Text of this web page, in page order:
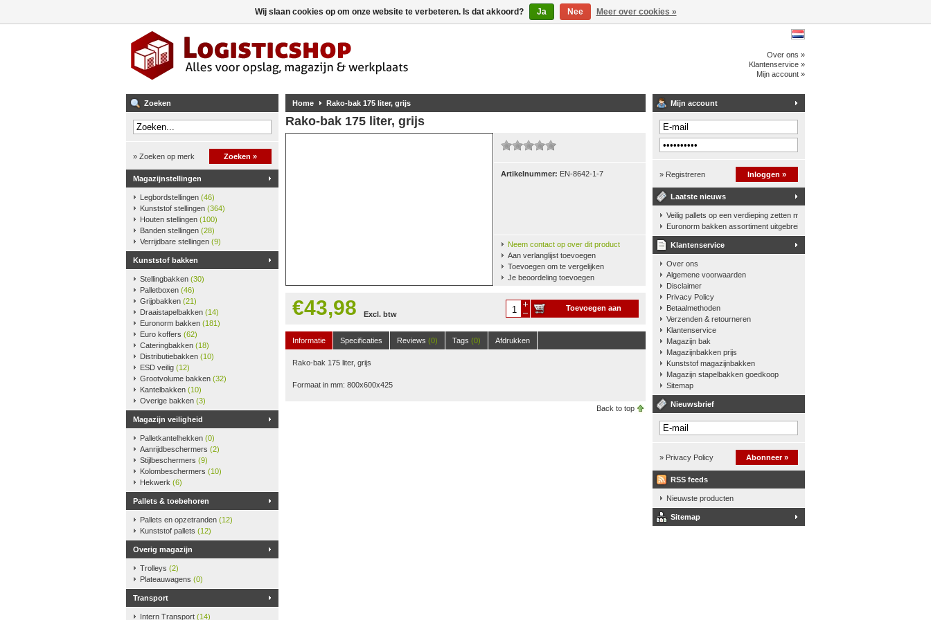
Over ons »
Klantenservice »
Mijn account »
Zoeken
» Zoeken op merk Zoeken »
Magazijnstellingen
Legbordstellingen (46)
Kunststof stellingen (364)
Houten stellingen (100)
Banden stellingen (28)
Verrijdbare stellingen (9)
Kunststof bakken
Stellingbakken (30)
Palletboxen (46)
Grijpbakken (21)
Draaistapelbakken (14)
Euronorm bakken (181)
Euro koffers (62)
Cateringbakken (18)
Distributiebakken (10)
ESD veilig (12)
Grootvolume bakken (32)
Kantelbakken (10)
Overige bakken (3)
Magazijn veiligheid
Palletkantelhekken (0)
Aanrijdbeschermers (2)
Stijlbeschermers (9)
Kolombeschermers (10)
Hekwerk (6)
Pallets & toebehoren
Pallets en opzetranden (12)
Kunststof pallets (12)
Overig magazijn
Trolleys (2)
Plateauwagens (0)
Transport
Intern Transport (14)
Home Rako-bak 175 liter, grijs
Rako-bak 175 liter, grijs
Artikelnummer: EN-8642-1-7
Neem contact op over dit product
Aan verlanglijst toevoegen
Toevoegen om te vergelijken
Je beoordeling toevoegen
€43,98 Excl. btw
Toevoegen aan
Informatie
Specificaties Reviews (0) Tags (0) Afdrukken
Rako-bak 175 liter, grijs
Formaat in mm: 800x600x425
Back to top
Mijn account
» Registreren Inloggen »
Laatste nieuws
Veilig pallets op een verdieping zetten met een palletkantelhek
Euronorm bakken assortiment uitgebreid
Klantenservice
Over ons
Algemene voorwaarden
Disclaimer
Privacy Policy
Betaalmethoden
Verzenden & retourneren
Klantenservice
Magazijn bak
Magazijnbakken prijs
Kunststof magazijnbakken
Magazijn stapelbakken goedkoop
Sitemap
Nieuwsbrief
» Privacy Policy Abonneer »
RSS feeds
Nieuwste producten
Sitemap
Wij slaan cookies op om onze website te verbeteren. Is dat akkoord? Ja Nee Meer over cookies »